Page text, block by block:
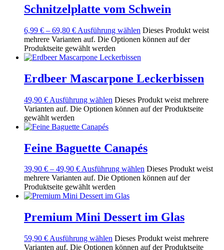
Schnitzelplatte vom Schwein
6,99 € – 69,80 € Ausführung wählen Dieses Produkt weist
mehrere Varianten auf. Die Optionen können auf der
Produktseite gewählt werden
Erdbeer Mascarpone Leckerbissen
49,90 € Ausführung wählen Dieses Produkt weist mehrere
Varianten auf. Die Optionen können auf der Produktseite
gewählt werden
Feine Baguette Canapés
39,90 € – 49,90 €Ausführung wählen Dieses Produkt weist
mehrere Varianten auf. Die Optionen können auf der
Produktseite gewählt werden
Premium Mini Dessert im Glas
59,90 € Ausführung wählen Dieses Produkt weist mehrere
Varianten auf. Die Optionen können auf der Produktseite